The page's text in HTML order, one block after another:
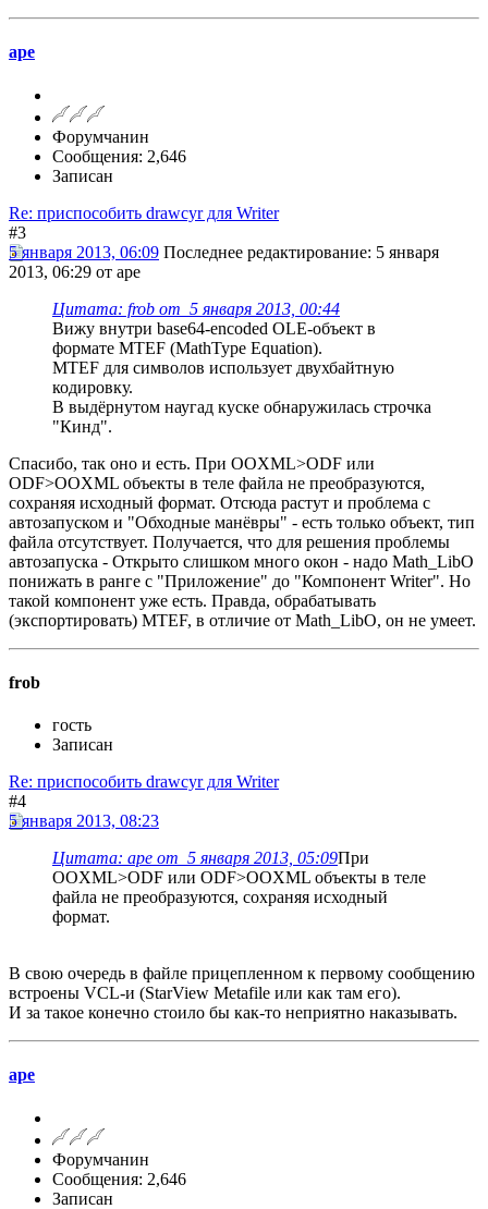
ape
Форумчанин
Сообщения: 2,646
Записан
Re: приспособить drawcyr для Writer
#3
5 января 2013, 06:09 Последнее редактирование: 5 января
2013, 06:29 от ape
Цитата: frob от 5 января 2013, 00:44
Вижу внутри base64-encoded OLE-объект в
формате MTEF (MathType Equation).
MTEF для символов использует двухбайтную
кодировку.
В выдёрнутом наугад куске обнаружилась строчка
"Кинд".
Спасибо, так оно и есть. При OOXML>ODF или
ODF>OOXML объекты в теле файла не преобразуются,
сохраняя исходный формат. Отсюда растут и проблема с
автозапуском и "Обходные манёвры" - есть только объект, тип
файла отсутствует. Получается, что для решения проблемы
автозапуска - Открыто слишком много окон - надо Math_LibO
понижать в ранге с "Приложение" до "Компонент Writer". Но
такой компонент уже есть. Правда, обрабатывать
(экспортировать) MTEF, в отличие от Math_LibO, он не умеет.
frob
гость
Записан
Re: приспособить drawcyr для Writer
#4
5 января 2013, 08:23
Цитата: ape от 5 января 2013, 05:09При
OOXML>ODF или ODF>OOXML объекты в теле
файла не преобразуются, сохраняя исходный
формат.
В свою очередь в файле прицепленном к первому сообщению
встроены VCL-и (StarView Metafile или как там его).
И за такое конечно стоило бы как-то неприятно наказывать.
ape
Форумчанин
Сообщения: 2,646
Записан